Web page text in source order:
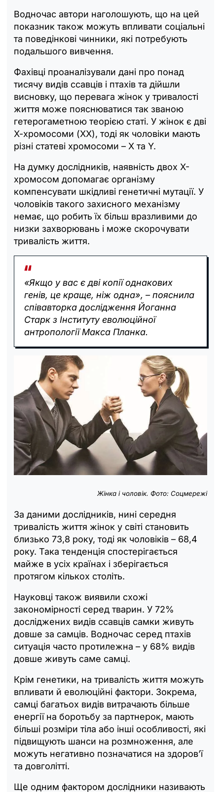
Водночас автори наголошують, що на цей
показник також можуть впливати соціальні
та поведінкові чинники, які потребують
подальшого вивчення.
Фахівці проаналізували дані про понад
тисячу видів ссавців і птахів та дійшли
висновку, що перевага жінок у тривалості
життя може пояснюватися так званою
гетерогаметною теорією статі. У жінок є дві
Х-хромосоми (XX), тоді як чоловіки мають
різні статеві хромосоми – X та Y.
На думку дослідників, наявність двох Х-
хромосом допомагає організму
компенсувати шкідливі генетичні мутації. У
чоловіків такого захисного механізму
немає, що робить їх більш вразливими до
низки захворювань і може скорочувати
тривалість життя.
«Якщо у вас є дві копії однакових
генів, це краще, ніж одна», – пояснила
співавторка дослідження Йоганна
Старк з Інституту еволюційної
антропології Макса Планка.
Жінка і чоловік. Фото: Соцмережі
За даними дослідників, нині середня
тривалість життя жінок у світі становить
близько 73,8 року, тоді як чоловіків – 68,4
року. Така тенденція спостерігається
майже в усіх країнах і зберігається
протягом кількох століть.
Науковці також виявили схожі
закономірності серед тварин. У 72%
досліджених видів ссавців самки живуть
довше за самців. Водночас серед птахів
ситуація часто протилежна – у 68% видів
довше живуть саме самці.
Крім генетики, на тривалість життя можуть
впливати й еволюційні фактори. Зокрема,
самці багатьох видів витрачають більше
енергії на боротьбу за партнерок, мають
більші розміри тіла або інші особливості, які
підвищують шанси на розмноження, але
можуть негативно позначатися на здоров’ї
та довголітті.
Ще одним фактором дослідники називають